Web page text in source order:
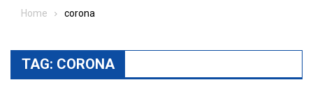
Home corona
TAG: CORONA